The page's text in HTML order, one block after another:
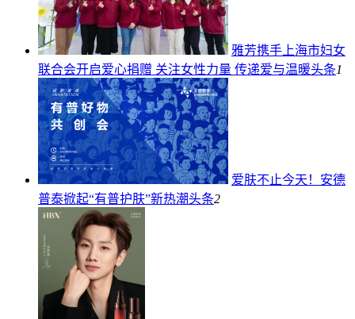
雅芳携手上海市妇女
联合会开启爱心捐赠 关注女性力量 传递爱与温暖头条1
爱肤不止今天！安德
普泰掀起“有普护肤”新热潮头条2